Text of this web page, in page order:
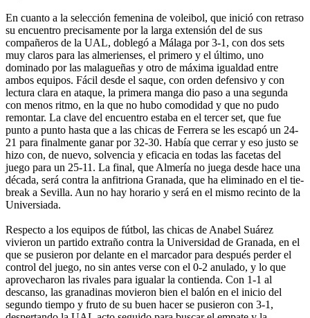
En cuanto a la selección femenina de voleibol, que inició con retraso
su encuentro precisamente por la larga extensión del de sus
compañeros de la UAL, doblegó a Málaga por 3-1, con dos sets
muy claros para las almerienses, el primero y el último, uno
dominado por las malagueñas y otro de máxima igualdad entre
ambos equipos. Fácil desde el saque, con orden defensivo y con
lectura clara en ataque, la primera manga dio paso a una segunda
con menos ritmo, en la que no hubo comodidad y que no pudo
remontar. La clave del encuentro estaba en el tercer set, que fue
punto a punto hasta que a las chicas de Ferrera se les escapó un 24-
21 para finalmente ganar por 32-30. Había que cerrar y eso justo se
hizo con, de nuevo, solvencia y eficacia en todas las facetas del
juego para un 25-11. La final, que Almería no juega desde hace una
década, será contra la anfitriona Granada, que ha eliminado en el tie-
break a Sevilla. Aun no hay horario y será en el mismo recinto de la
Universiada.
Respecto a los equipos de fútbol, las chicas de Anabel Suárez
vivieron un partido extraño contra la Universidad de Granada, en el
que se pusieron por delante en el marcador para después perder el
control del juego, no sin antes verse con el 0-2 anulado, y lo que
aprovecharon las rivales para igualar la contienda. Con 1-1 al
descanso, las granadinas movieron bien el balón en el inicio del
segundo tiempo y fruto de su buen hacer se pusieron con 3-1,